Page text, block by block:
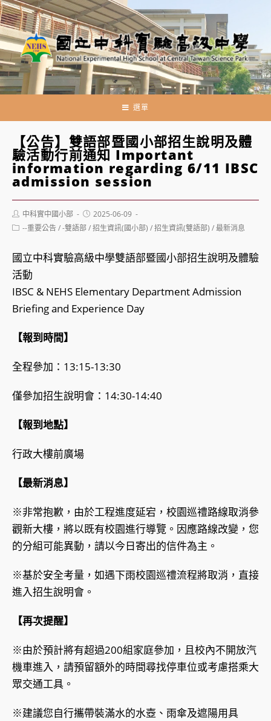
跳
轉
至
主
要
內
選單
【公告】雙語部暨國小部招生說明及體
驗活動行前通知 Important
information regarding 6/11 IBSC
admission session
Post
author:
中科實中國小部
Post
published:
2025-06-09
Post--重要公告/-雙語部/招生資訊(國小部) /招生資訊(雙語部) /最新消息
國立中科實驗高級中學雙語部暨國小部招生說明及體驗
活動
IBSC & NEHS Elementary Department Admission
Briefing and Experience Day
【報到時間】
全程參加：13:15-13:30
僅參加招生說明會：14:30-14:40
【報到地點】
行政大樓前廣場
【最新消息】
※非常抱歉，由於工程進度延宕，校園巡禮路線取消參
觀新大樓，將以既有校園進行導覽。因應路線改變，您
的分組可能異動，請以今日寄出的信件為主。
※基於安全考量，如遇下雨校園巡禮流程將取消，直接
進入招生說明會。
【再次提醒】
※由於預計將有超過200組家庭參加，且校內不開放汽
機車進入，請預留額外的時間尋找停車位或考慮搭乘大
眾交通工具。
※建議您自行攜帶裝滿水的水壺、雨傘及遮陽用具